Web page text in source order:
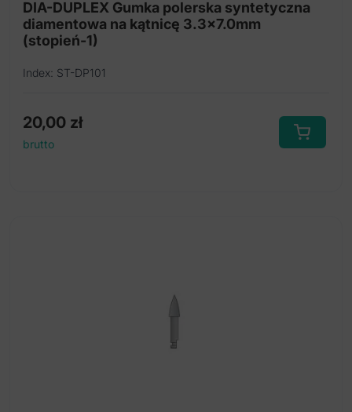
DIA-DUPLEX Gumka polerska syntetyczna
diamentowa na kątnicę 3.3x7.0mm
(stopień-1)
Index: ST-DP101
20,00 zł
brutto